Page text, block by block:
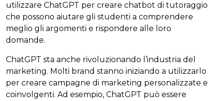
utilizzare ChatGPT per creare chatbot di tutoraggio
che possono aiutare gli studenti a comprendere
meglio gli argomenti e rispondere alle loro
domande.
ChatGPT sta anche rivoluzionando l’industria del
marketing. Molti brand stanno iniziando a utilizzarlo
per creare campagne di marketing personalizzate e
coinvolgenti. Ad esempio, ChatGPT può essere